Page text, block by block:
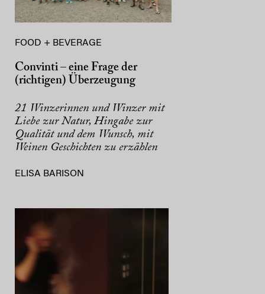
FOOD + BEVERAGE
Convinti – eine Frage der
(richtigen) Überzeugung
21 Winzerinnen und Winzer mit
Liebe zur Natur, Hingabe zur
Qualität und dem Wunsch, mit
Weinen Geschichten zu erzählen
ELISA BARISON